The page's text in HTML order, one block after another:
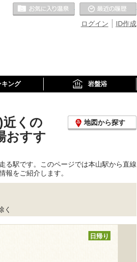
ID作成
ログイン
お気に入りの温泉
キング 岩盤浴
近くの
おすす
地図から探す
る駅です。このページでは本山駅から直線
報をご紹介します。
く
日帰り